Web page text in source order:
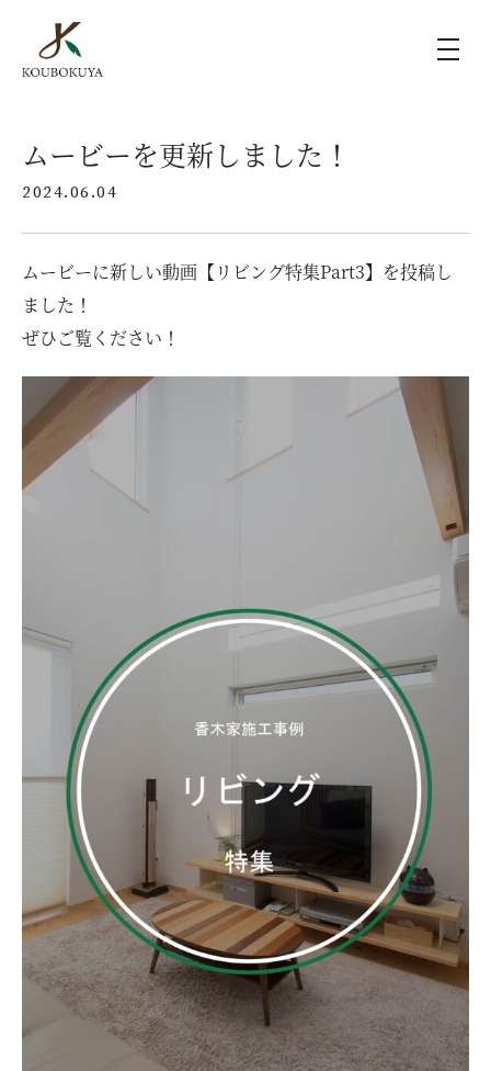
KOUBOKUYAの家づくり
施工事例
ラインナップ
モデルハウス（KOUBOX）
香木家通信
お客様の声
リノベーション
ペレットストーブ
よくある質問
会社情報
イベント ニュース 採用情報
お問い合わせ・資料請求
ムービーを更新しました！
2024.06.04
ムービーに新しい動画【リビング特集Part3】を投稿し
ました！
ぜひご覧ください！